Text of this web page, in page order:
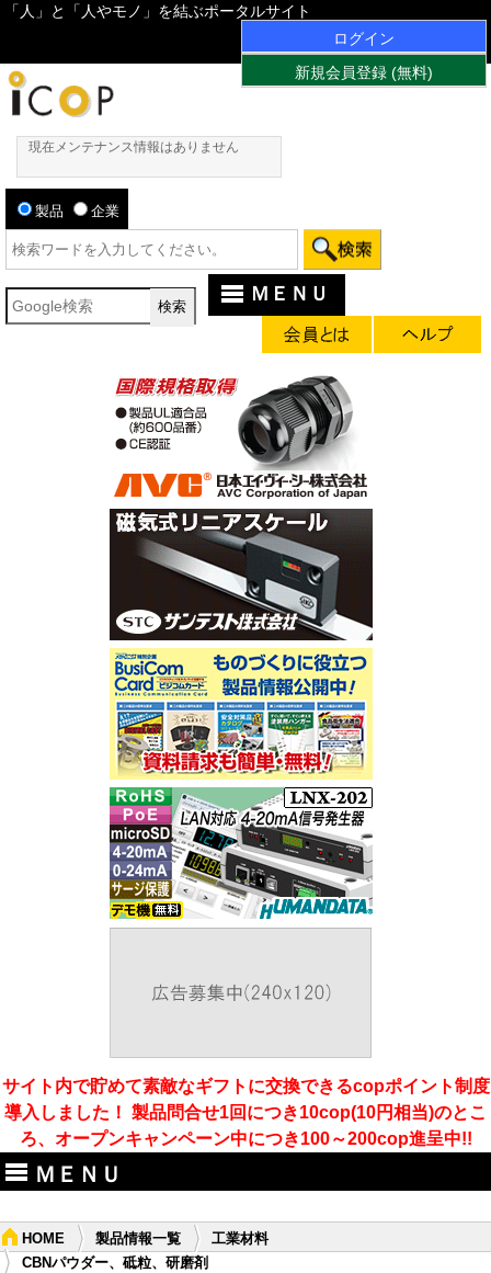
「人」と「人やモノ」を結ぶポータルサイト
ログイン
新規会員登録 (無料)
現在メンテナンス情報はありません
製品 企業
ＭＥＮＵ
サイト内で貯めて素敵なギフトに交換できるcopポイント制度
導入しました！ 製品問合せ1回につき10cop(10円相当)のとこ
ろ、オープンキャンペーン中につき100～200cop進呈中!!
ＭＥＮＵ
HOME 製品情報一覧
工業材料
CBNパウダー、砥粒、研磨剤